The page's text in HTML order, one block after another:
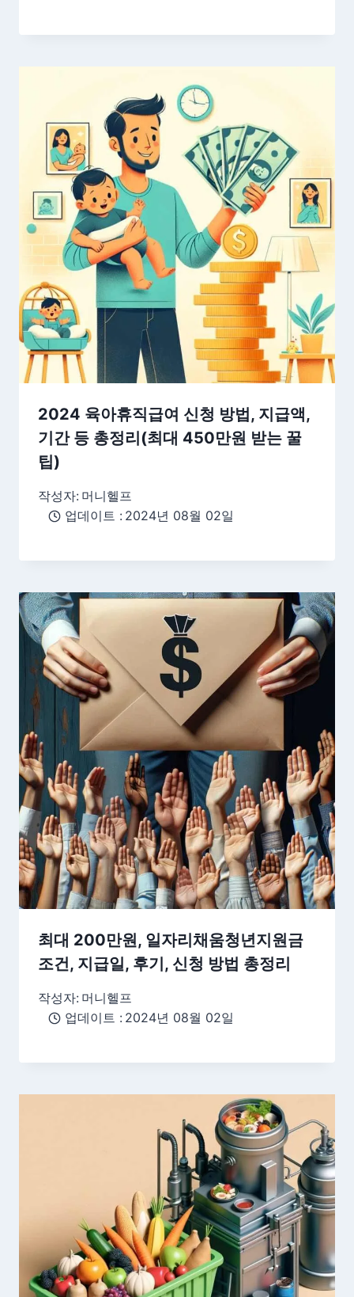
2024 육아휴직급여 신청 방법, 지급액,
기간 등 총정리(최대 450만원 받는 꿀
팁)
작성자: 머니헬프
업데이트 : 2024년 08월 02일
최대 200만원, 일자리채움청년지원금
조건, 지급일, 후기, 신청 방법 총정리
작성자: 머니헬프
업데이트 : 2024년 08월 02일